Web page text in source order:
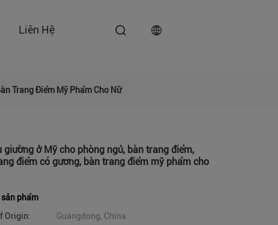
Liên Hệ
Trang Điểm Mỹ Phẩm Cho Nữ
giường ở Mỹ cho phòng ngủ, bàn trang điểm,
điểm có gương, bàn trang điểm mỹ phẩm cho
phẩm
Origin:
Guangdong, China